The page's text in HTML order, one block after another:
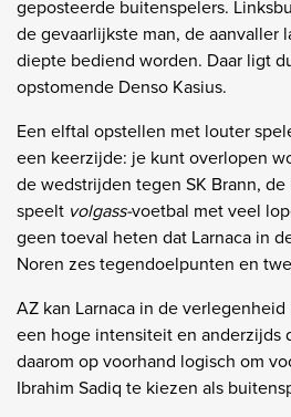
geposteerde buitenspelers.
de gevaarlijkste man, de aanvaller
diepte bediend worden. Daar ligt
opstomende Denso Kasius.
Een elftal opstellen met louter
een keerzijde: je kunt overlopen
de wedstrijden tegen SK Brann,
speelt volgass-voetbal met veel
geen toeval heten dat Larnaca in
Noren zes tegendoelpunten en
AZ kan Larnaca in de
een hoge intensiteit en anderzijds
daarom op voorhand logisch om
Ibrahim Sadiq te kiezen als